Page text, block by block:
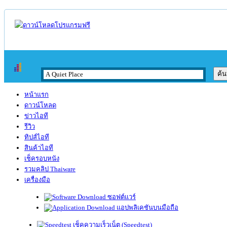
หน้าแรก
ดาวน์โหลด
ข่าวไอที
รีวิว
ทิปส์ไอที
สินค้าไอที
เช็ครอบหนัง
รวมคลิป Thaiware
เครื่องมือ
ซอฟต์แวร์
แอปพลิเคชันบนมือถือ
เช็คความเร็วเน็ต (Speedtest)